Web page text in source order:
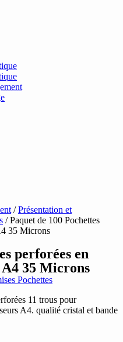
/Présentation et
/ Paquet de 100 Pochettes
35 Microns
perforées en
35 Microns
Pochettes
11 trous pour
A4. qualité cristal et bande